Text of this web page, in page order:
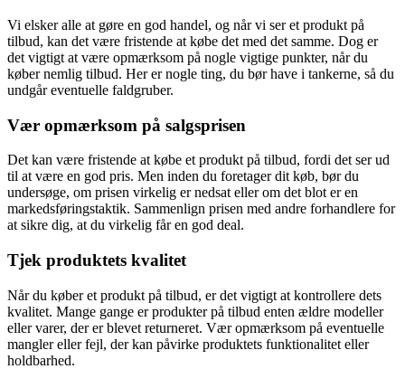
Vi elsker alle at gøre en god handel, og når vi ser et produkt på
tilbud, kan det være fristende at købe det med det samme. Dog er
det vigtigt at være opmærksom på nogle vigtige punkter, når du
køber nemlig tilbud. Her er nogle ting, du bør have i tankerne, så du
undgår eventuelle faldgruber.
Vær opmærksom på salgsprisen
Det kan være fristende at købe et produkt på tilbud, fordi det ser ud
til at være en god pris. Men inden du foretager dit køb, bør du
undersøge, om prisen virkelig er nedsat eller om det blot er en
markedsføringstaktik. Sammenlign prisen med andre forhandlere for
at sikre dig, at du virkelig får en god deal.
Tjek produktets kvalitet
Når du køber et produkt på tilbud, er det vigtigt at kontrollere dets
kvalitet. Mange gange er produkter på tilbud enten ældre modeller
eller varer, der er blevet returneret. Vær opmærksom på eventuelle
mangler eller fejl, der kan påvirke produktets funktionalitet eller
holdbarhed.